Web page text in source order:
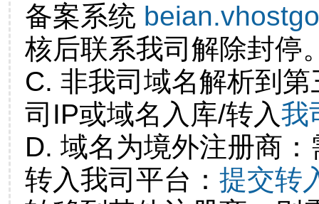
备案系统
核后联系我司解除封停
C. 非我司域名解析到
司IP或域名入库/转入我
D. 域名为境外注册商
转入我司平台： 提交转